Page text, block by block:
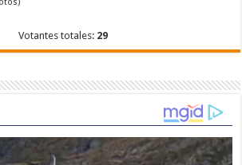
Votantes totales: 29